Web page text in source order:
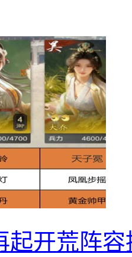
起开荒阵